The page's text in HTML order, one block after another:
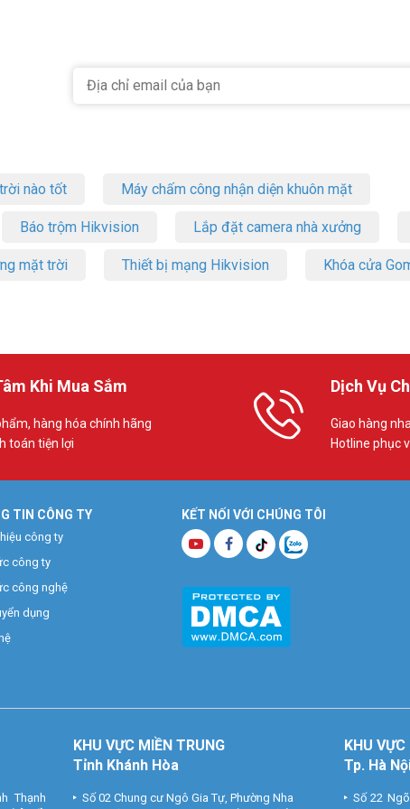
nào tốt Máy chấm công nhận diện khuôn mặt
Báo trộm Hikvision Lắp đặt camera nhà xưởng
mặt trời Thiết bị mạng Hikvision Khóa cửa
Khi Mua Sắm
hàng hóa chính hãng
toán tiện lợi
Dịch Vụ
Giao hàng
Hotline phục
KẾT NỐI VỚI CHÚNG TÔI
TIN CÔNG TY
công ty
công ty
công nghệ
dụng
Thạnh
KHU VỰC MIỀN TRUNG
Tỉnh Khánh Hòa
Số 02 Chung cư Ngô Gia Tự, Phường Nha
KHU
Tp. Hà
Số 22